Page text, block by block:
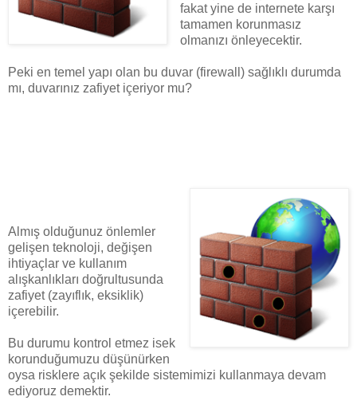
fakat yine de internete karşı
tamamen korunmasız
olmanızı önleyecektir.
Peki en temel yapı olan bu duvar (firewall) sağlıklı durumda
mı, duvarınız zafiyet içeriyor mu?
Almış olduğunuz önlemler
gelişen teknoloji, değişen
ihtiyaçlar ve kullanım
alışkanlıkları doğrultusunda
zafiyet (zayıflık, eksiklik)
içerebilir.
Bu durumu kontrol etmez isek
korunduğumuzu düşünürken
oysa risklere açık şekilde sistemimizi kullanmaya devam
ediyoruz demektir.